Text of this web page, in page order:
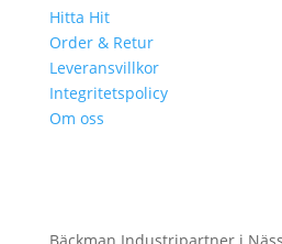
Hitta Hit
Order & Retur
Leveransvillkor
Integritetspolicy
Om oss